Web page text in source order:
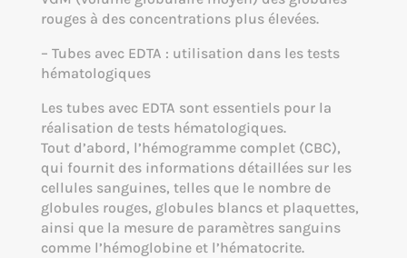
rouges à des concentrations plus élevées.
– Tubes avec EDTA : utilisation dans les tests
hématologiques
Les tubes avec EDTA sont essentiels pour la
réalisation de tests hématologiques.
Tout d’abord, l’hémogramme complet (CBC),
qui fournit des informations détaillées sur les
cellules sanguines, telles que le nombre de
globules rouges, globules blancs et plaquettes,
ainsi que la mesure de paramètres sanguins
comme l’hémoglobine et l’hématocrite.